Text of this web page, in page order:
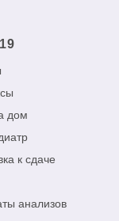
дом
к сдаче
анализов